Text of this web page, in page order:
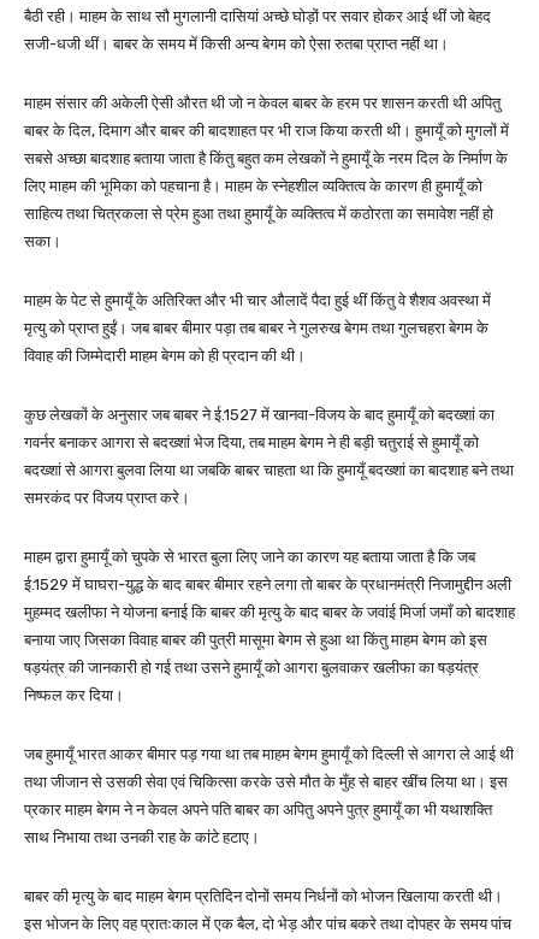
बैठी रही। माहम के साथ सौ मुगलानी दासियां अच्छे घोड़ों पर सवार होकर आई थीं जो बेहद
सजी-धजी थीं। बाबर के समय में किसी अन्य बेगम को ऐसा रुतबा प्राप्त नहीं था।
माहम संसार की अकेली ऐसी औरत थी जो न केवल बाबर के हरम पर शासन करती थी अपितु
बाबर के दिल, दिमाग और बाबर की बादशाहत पर भी राज किया करती थी। हुमायूँ को मुगलों में
सबसे अच्छा बादशाह बताया जाता है किंतु बहुत कम लेखकों ने हुमायूँ के नरम दिल के निर्माण के
लिए माहम की भूमिका को पहचाना है। माहम के स्नेहशील व्यक्तित्व के कारण ही हुमायूँ को
साहित्य तथा चित्रकला से प्रेम हुआ तथा हुमायूँ के व्यक्तित्व में कठोरता का समावेश नहीं हो
सका।
माहम के पेट से हुमायूँ के अतिरिक्त और भी चार औलादें पैदा हुई थीं किंतु वे शैशव अवस्था में
मृत्यु को प्राप्त हुईं। जब बाबर बीमार पड़ा तब बाबर ने गुलरुख बेगम तथा गुलचहरा बेगम के
विवाह की जिम्मेदारी माहम बेगम को ही प्रदान की थी।
कुछ लेखकों के अनुसार जब बाबर ने ई.1527 में खानवा-विजय के बाद हुमायूँ को बदख्शां का
गवर्नर बनाकर आगरा से बदख्शां भेज दिया, तब माहम बेगम ने ही बड़ी चतुराई से हुमायूँ को
बदख्शां से आगरा बुलवा लिया था जबकि बाबर चाहता था कि हुमायूँ बदख्शां का बादशाह बने तथा
समरकंद पर विजय प्राप्त करे।
माहम द्वारा हुमायूँ को चुपके से भारत बुला लिए जाने का कारण यह बताया जाता है कि जब
ई.1529 में घाघरा-युद्ध के बाद बाबर बीमार रहने लगा तो बाबर के प्रधानमंत्री निजामुद्दीन अली
मुहम्मद खलीफा ने योजना बनाई कि बाबर की मृत्यु के बाद बाबर के जवांई मिर्जा जमाँ को बादशाह
बनाया जाए जिसका विवाह बाबर की पुत्री मासूमा बेगम से हुआ था किंतु माहम बेगम को इस
षड़यंत्र की जानकारी हो गई तथा उसने हुमायूँ को आगरा बुलवाकर खलीफा का षड़यंत्र
निष्फल कर दिया।
जब हुमायूँ भारत आकर बीमार पड़ गया था तब माहम बेगम हुमायूँ को दिल्ली से आगरा ले आई थी
तथा जीजान से उसकी सेवा एवं चिकित्सा करके उसे मौत के मुँह से बाहर खींच लिया था। इस
प्रकार माहम बेगम ने न केवल अपने पति बाबर का अपितु अपने पुत्र हुमायूँ का भी यथाशक्ति
साथ निभाया तथा उनकी राह के कांटे हटाए।
बाबर की मृत्यु के बाद माहम बेगम प्रतिदिन दोनों समय निर्धनों को भोजन खिलाया करती थी।
इस भोजन के लिए वह प्रातःकाल में एक बैल, दो भेड़ और पांच बकरे तथा दोपहर के समय पांच